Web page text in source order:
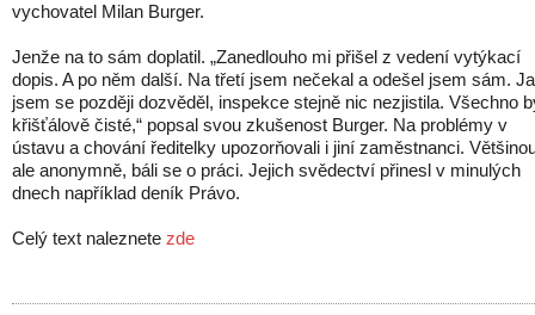
vychovatel Milan Burger.
Jenže na to sám doplatil. „Zanedlouho mi přišel z vedení vytýkací
dopis. A po něm další. Na třetí jsem nečekal a odešel jsem sám.
jsem se později dozvěděl, inspekce stejně nic nezjistila. Všechno
křišťálově čisté,“ popsal svou zkušenost Burger. Na problémy v
ústavu a chování ředitelky upozorňovali i jiní zaměstnanci.
ale anonymně, báli se o práci. Jejich svědectví přinesl v minulých
dnech například deník Právo.
Celý text naleznete zde